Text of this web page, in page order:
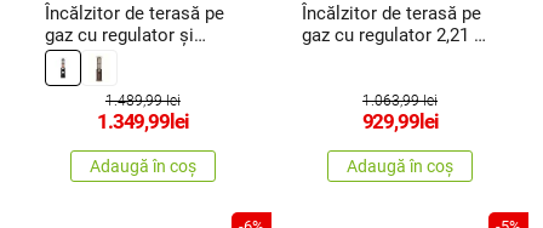
Încălzitor de terasă pe
gaz cu regulator și
manșon de protecție 1,8
m, negru
1.489,99 lei
1.349,99 lei
Adaugă în coș
Încălzitor de terasă pe
gaz cu regulator 2,21 m
1.063,99 lei
929,99 lei
Adaugă în coș